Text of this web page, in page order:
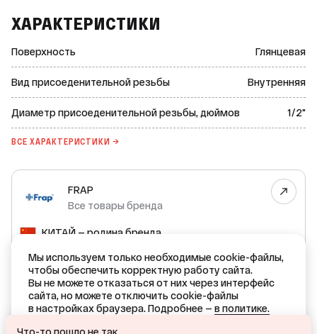
ХАРАКТЕРИСТИКИ
Поверхность Глянцевая
Вид присоеденительной резьбы Внутренняя
Диаметр присоеденительной резьбы, дюймов 1/2"
ВСЕ ХАРАКТЕРИСТИКИ →
FRAP
Все товары бренда
КИТАЙ — родина бренда
КИТАЙ — страна производства
Гарантия производителя: 6 месяцев
Ваш город — Краснодар?
Мы используем только необходимые cookie-файлы,
чтобы обеспечить корректную работу сайта.
Вы не можете отказаться от них через интерфейс
сайта, но можете отключить cookie-файлы
в настройках браузера. Подробнее — в политике.